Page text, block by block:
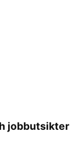
jobbutsikter